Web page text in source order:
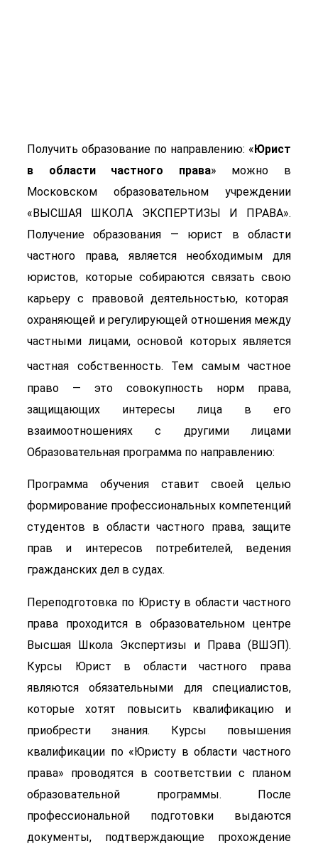
Получить образование по направлению: «Юрист
в области частного права» можно в
Московском образовательном учреждении
«ВЫСШАЯ ШКОЛА ЭКСПЕРТИЗЫ И ПРАВА».
Получение образования — юрист в области
частного права, является необходимым для
юристов, которые собираются связать свою
карьеру с правовой деятельностью, которая
охраняющей и регулирующей отношения между
частными лицами, основой которых является
частная собственность. Тем самым частное
право — это совокупность норм права,
защищающих интересы лица в его
взаимоотношениях с другими лицами
Образовательная программа по направлению:
Программа обучения ставит своей целью
формирование профессиональных компетенций
студентов в области частного права, защите
прав и интересов потребителей, ведения
гражданских дел в судах.
Переподготовка по Юристу в области частного
права проходится в образовательном центре
Высшая Школа Экспертизы и Права (ВШЭП).
Курсы Юрист в области частного права
являются обязательными для специалистов,
которые хотят повысить квалификацию и
приобрести знания. Курсы повышения
квалификации по «Юристу в области частного
права» проводятся в соответствии с планом
образовательной программы. После
профессиональной подготовки выдаются
документы, подтверждающие прохождение